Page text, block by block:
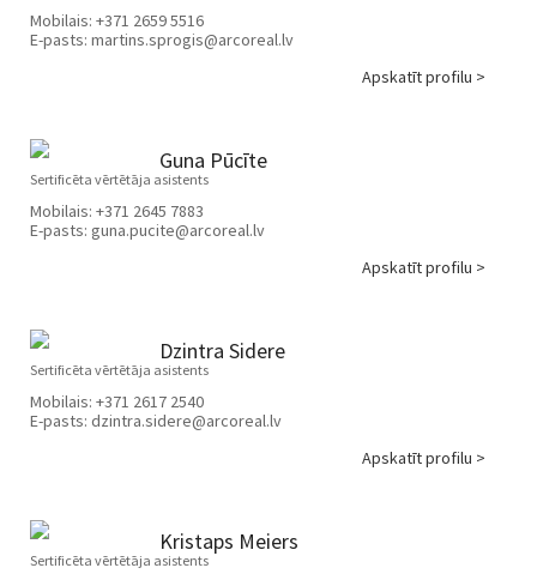
Mobilais: +371 2659 5516
E-pasts: martins.sprogis@arcoreal.lv
Apskatīt profilu >
Guna Pūcīte
Sertificēta vērtētāja asistents
Mobilais: +371 2645 7883
E-pasts: guna.pucite@arcoreal.lv
Apskatīt profilu >
Dzintra Sidere
Sertificēta vērtētāja asistents
Mobilais: +371 2617 2540
E-pasts: dzintra.sidere@arcoreal.lv
Apskatīt profilu >
Kristaps Meiers
Sertificēta vērtētāja asistents